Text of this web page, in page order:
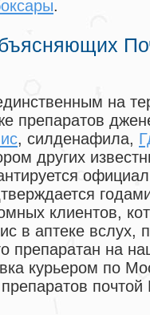
.
на
препаратов
, силденафила,
других
клиентов,
в аптеке вслух,
препаратан на
курьером по